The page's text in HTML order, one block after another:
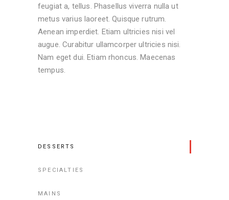
feugiat a, tellus. Phasellus viverra nulla ut
metus varius laoreet. Quisque rutrum.
Aenean imperdiet. Etiam ultricies nisi vel
augue. Curabitur ullamcorper ultricies nisi.
Nam eget dui. Etiam rhoncus. Maecenas
tempus.
DESSERTS
SPECIALTIES
MAINS